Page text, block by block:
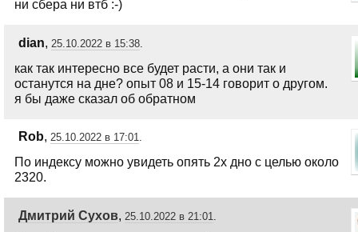
ни сбера ни втб :-)
dian, 25.10.2022 в 15:38.
как так интересно все будет расти, а они так и
останутся на дне? опыт 08 и 15-14 говорит о другом.
я бы даже сказал об обратном
Rob, 25.10.2022 в 17:01.
По индексу можно увидеть опять 2х дно с целью около
2320.
Дмитрий Сухов, 25.10.2022 в 21:01